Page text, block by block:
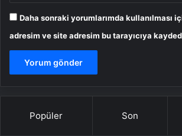
Daha sonraki yorumlarımda kullanılması
adresim ve site adresim bu tarayıcıya
Popüler Son